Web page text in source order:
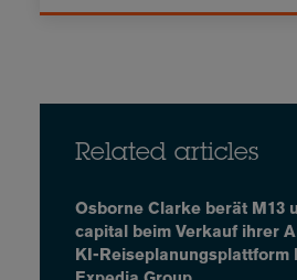
Related articles
Osborne Clarke berät M13
capital beim Verkauf ihrer
KI-Reiseplanungsplattform